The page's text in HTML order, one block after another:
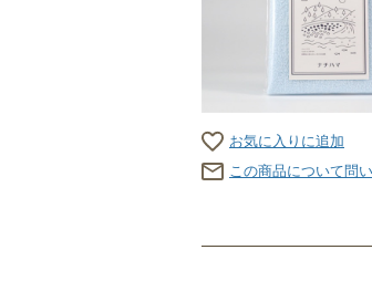
お気に入りに追加
この商品について問